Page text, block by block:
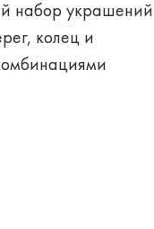
набор украшений
колец и